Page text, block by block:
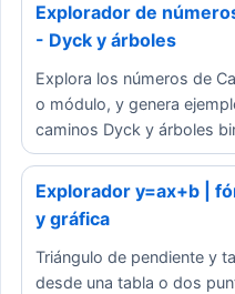
Explorador de
- Dyck y árboles
Explora los números de
o módulo, y genera
caminos Dyck y árboles
Explorador y=ax+b |
y gráfica
Triángulo de pendiente y
desde una tabla o dos